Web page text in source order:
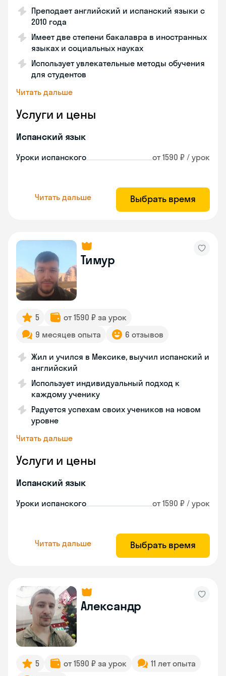
Преподает английский и испанский языки с
2010 года
Имеет две степени бакалавра в иностранных
языках и социальных науках
Использует увлекательные методы обучения
для студентов
Читать дальше
Услуги и цены
Испанский язык
Уроки испанского от 1590 ₽ / урок
Читать дальше Выбрать время
Тимур
5
от 1590 ₽ за урок
9 месяцев опыта
6 отзывов
Жил и учился в Мексике, выучил испанский и
английский
Использует индивидуальный подход к
каждому ученику
Радуется успехам своих учеников на новом
уровне
Читать дальше
Услуги и цены
Испанский язык
Уроки испанского от 1590 ₽ / урок
Читать дальше Выбрать время
Александр
5 от 1590 ₽ за урок
11 лет опыта